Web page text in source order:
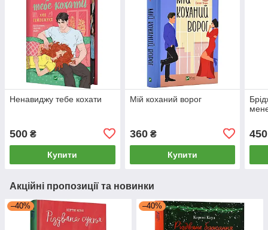
Ненавиджу тебе кохати
500 ₴
Купити
Мій коханий ворог
360₴
Купити
450
Акційні пропозиції та новинки
–40% –40%